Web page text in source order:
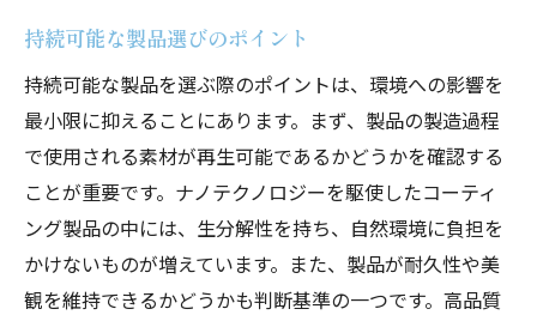
持続可能な製品選びのポイント
持続可能な製品を選ぶ際のポイントは、環境への影響を
最小限に抑えることにあります。まず、製品の製造過程
で使用される素材が再生可能であるかどうかを確認する
ことが重要です。ナノテクノロジーを駆使したコーティ
ング製品の中には、生分解性を持ち、自然環境に負担を
かけないものが増えています。また、製品が耐久性や美
観を維持できるかどうかも判断基準の一つです。高品質